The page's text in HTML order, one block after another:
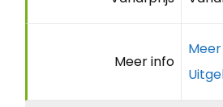
Meer info